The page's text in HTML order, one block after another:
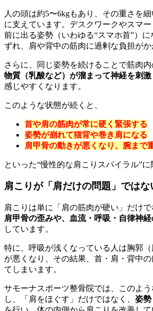
人の頭は約5〜6kgもあり、その重さを
に支えています。デスクワークやスマ
前に出る姿勢（いわゆる“スマホ首”）
ずれ、肩や背中の筋肉に過剰な負担がか
さらに、同じ姿勢を続けることで筋肉内
物質（乳酸など）が溜まって神経を刺激
感じやすくなります。
このような状態が続くと、
首や肩の筋肉が常に硬く緊張する
姿勢が崩れて猫背や巻き肩になる
肩甲骨の動きが悪くなり、腕まで
といった“慢性的な肩こりスパイラル”に
肩こりが「肩だけの問題」ではな
肩こりは単に「肩の筋肉が硬い」だけで
肩甲骨の歪みや、血流・呼吸・自律神
しています。
特に、呼吸が浅くなっている人は胸郭
が悪くなり、その結果、首・肩・背中
てしまいます。
サモーナスポーツ整骨院では、このよ
し、「肩をほぐす」だけではなく、 姿